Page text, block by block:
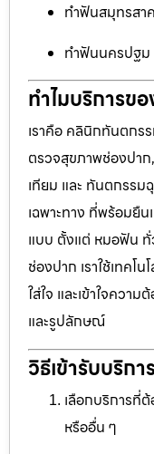
ทำฟันสมุทรสา
ทำฟันนครปฐม
ทำไมบริการขอ
เราคือ คลินิกทันตกร
ตรวจสุขภาพช่องปา
เทียม และ ทันตกรร
เฉพาะทาง ที่พร้อมยื
แบบ ตั้งแต่ หมอฟัน ทั่
ช่องปาก เราใช้เทคโ
ใส่ใจ และเข้าใจคว
และรูปลักษณ์
วิธีเข้ารับบริกา
เลือกบริการที่
หรืออื่น ๆ